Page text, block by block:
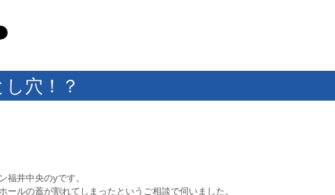
穴！？
福井中央のyです。
ールの蓋が割れてしまったというご相談で伺いました。